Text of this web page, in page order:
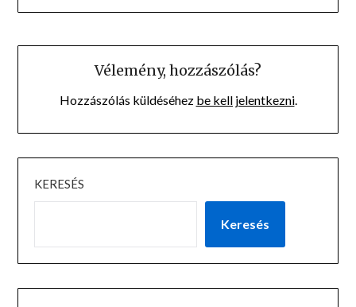
Vélemény, hozzászólás?
Hozzászólás küldéséhez be kell jelentkezni.
KERESÉS
Keresés